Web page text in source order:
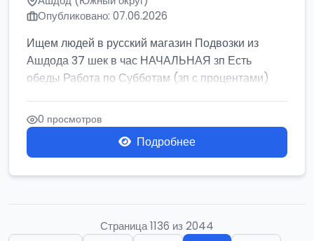
Опубликовано: 07.06.2026
Ищем людей в русский магазин Подвозки из
Ашдода 37 шек в час НАЧАЛЬНАЯ зп Есть
обеды Работа по Субботам (зп с процентами)
0 просмотров
Подробнее
Страница 1136 из 2044